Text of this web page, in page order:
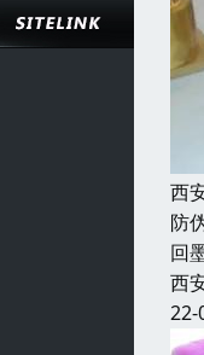
西
防
回
西
22-